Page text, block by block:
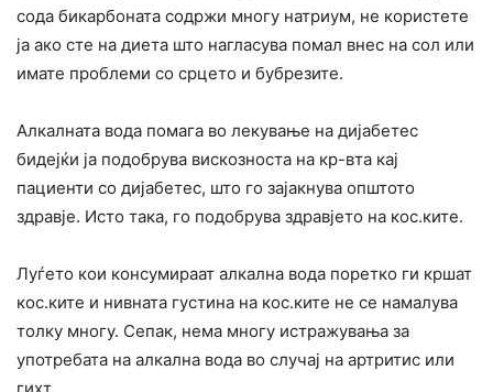
сода бикарбоната содржи многу натриум, не користете
ја ако сте на диета што нагласува помал внес на сол или
имате проблеми со срцето и бубрезите.
Алкалната вода помага во лекување на дијабетес
бидејќи ја подобрува вискозноста на кр-вта кај
пациенти со дијабетес, што го зајакнува општото
здравје. Исто така, го подобрува здравјето на кос.ките.
Луѓето кои консумираат алкална вода поретко ги кршат
кос.ките и нивната густина на кос.ките не се намалува
толку многу. Сепак, нема многу истражувања за
употребата на алкална вода во случај на артритис или